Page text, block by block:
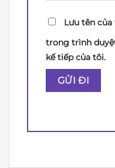
Lưu tên
trong trình
kế tiếp của tôi.